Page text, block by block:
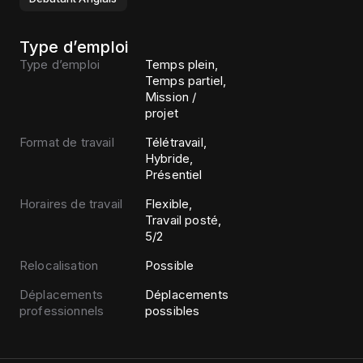
Type d’emploi
Type d’emploi
Temps plein,
Temps partiel,
Mission /
projet
Format de travail
Télétravail,
Hybride,
Présentiel
Horaires de travail
Flexible,
Travail posté,
5/2
Relocalisation
Possible
Déplacements
professionnels
Déplacements
possibles